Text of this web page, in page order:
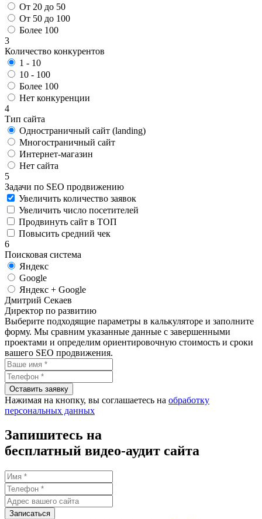
От 20 до 50
От 50 до 100
Более 100
3
Количество конкурентов
1 - 10
10 - 100
Более 100
Нет конкуренции
4
Тип сайта
Одностраничный сайт (landing)
Многостраничный сайт
Интернет-магазин
Нет сайта
5
Задачи по SEO продвижению
Увеличить количество заявок
Увеличить число посетителей
Продвинуть сайт в ТОП
Повысить средний чек
6
Поисковая система
Яндекс
Google
Яндекс + Google
Дмитрий Секаев
Директор по развитию
Выберите подходящие параметры в калькуляторе и заполните
форму. Мы сравним указанные данные с завершенными
проектами и определим ориентировочную стоимость и сроки
вашего SEO продвижения.
Нажимая на кнопку, вы соглашаетесь на обработку
персональных данных
Запишитесь на
бесплатный видео-аудит сайта